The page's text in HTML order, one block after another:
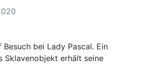
bei Lady Pascal. Ein
Sklavenobjekt erhält seine